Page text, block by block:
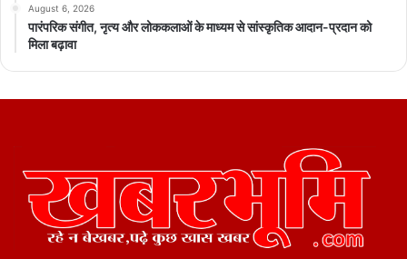
August 6, 2026
पारंपरिक संगीत, नृत्य और लोककलाओं के माध्यम से सांस्कृतिक आदान-प्रदान को
मिला बढ़ावा